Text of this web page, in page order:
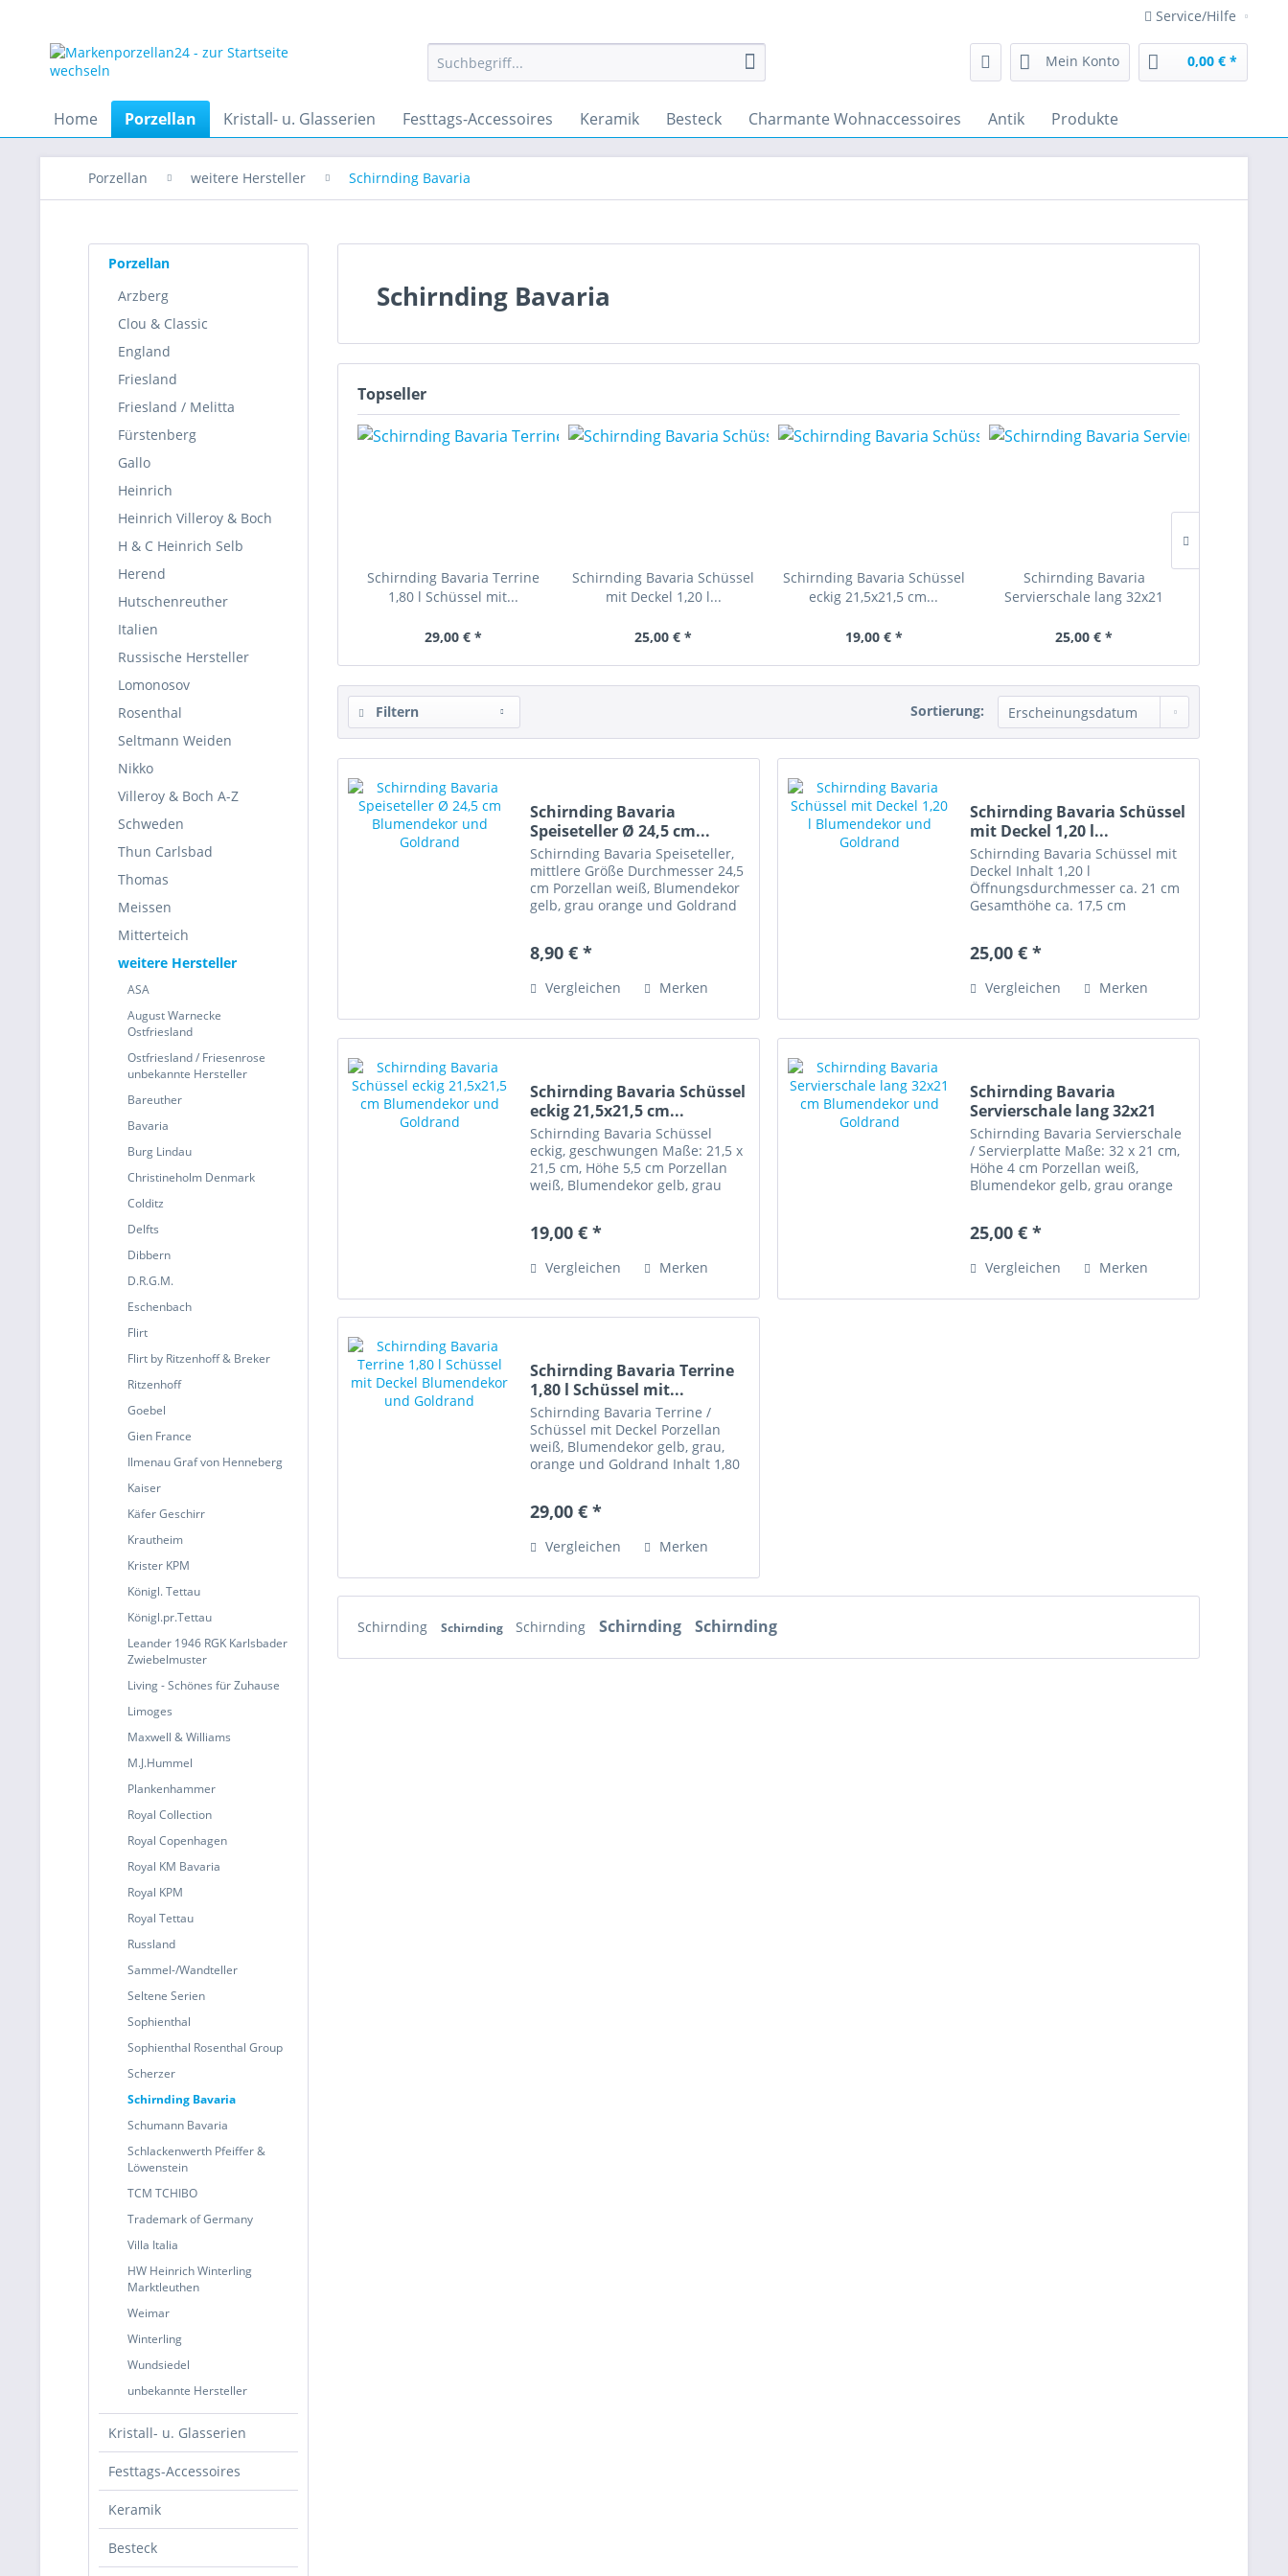
Service/Hilfe
Mein Konto 0,00 € *
Home Porzellan Kristall- u. Glasserien Festtags-Accessoires Keramik Besteck Charmante Wohnaccessoires Antik Produkte
Porzellan weitere Hersteller Schirnding Bavaria
Porzellan
Arzberg
Clou & Classic
England
Friesland
Friesland / Melitta
Fürstenberg
Gallo
Heinrich
Heinrich Villeroy & Boch
H & C Heinrich Selb
Herend
Hutschenreuther
Italien
Russische Hersteller
Lomonosov
Rosenthal
Seltmann Weiden
Nikko
Villeroy & Boch A-Z
Schweden
Thun Carlsbad
Thomas
Meissen
Mitterteich
weitere Hersteller
ASA
August Warnecke
Ostfriesland
Ostfriesland / Friesenrose
unbekannte Hersteller
Bareuther
Bavaria
Burg Lindau
Christineholm Denmark
Colditz
Delfts
Dibbern
D.R.G.M.
Eschenbach
Flirt
Flirt by Ritzenhoff & Breker
Ritzenhoff
Goebel
Gien France
Ilmenau Graf von Henneberg
Kaiser
Käfer Geschirr
Krautheim
Krister KPM
Königl. Tettau
Königl.pr.Tettau
Leander 1946 RGK Karlsbader
Zwiebelmuster
Living - Schönes für Zuhause
Limoges
Maxwell & Williams
M.J.Hummel
Plankenhammer
Royal Collection
Royal Copenhagen
Royal KM Bavaria
Royal KPM
Royal Tettau
Russland
Sammel-/Wandteller
Seltene Serien
Sophienthal
Sophienthal Rosenthal Group
Scherzer
Schirnding Bavaria
Schumann Bavaria
Schlackenwerth Pfeiffer &
Löwenstein
TCM TCHIBO
Trademark of Germany
Villa Italia
HW Heinrich Winterling
Marktleuthen
Weimar
Winterling
Wundsiedel
unbekannte Hersteller
Kristall- u. Glasserien
Festtags-Accessoires
Keramik
Besteck
Schirnding Bavaria
Topseller
Schirnding Bavaria Terrine
1,80 l Schüssel mit...
29,00 € *
Schirnding Bavaria Schüssel
mit Deckel 1,20 l...
25,00 € *
Schirnding Bavaria Schüssel
eckig 21,5x21,5 cm...
19,00 € *
Schirnding Bavaria
Servierschale lang 32x21
25,00 € *
Filtern Sortierung:
Schirnding Bavaria
Speiseteller Ø 24,5 cm...
Schirnding Bavaria Speiseteller,
mittlere Größe Durchmesser 24,5
cm Porzellan weiß, Blumendekor
gelb, grau orange und Goldrand
keinerlei Bestoßungen Diese
8,90 € *
Vergleichen Merken
Schirnding Bavaria Schüssel
mit Deckel 1,20 l...
Schirnding Bavaria Schüssel mit
Deckel Inhalt 1,20 l
Öffnungsdurchmesser ca. 21 cm
Gesamthöhe ca. 17,5 cm
Artikelzustand: sehr gut erhalten,
Ware...
25,00 € *
Vergleichen Merken
Schirnding Bavaria Schüssel
eckig 21,5x21,5 cm...
Schirnding Bavaria Schüssel
eckig, geschwungen Maße: 21,5 x
21,5 cm, Höhe 5,5 cm Porzellan
weiß, Blumendekor gelb, grau
minimaler Goldabrieb, keinerlei
19,00 € *
Vergleichen Merken
Schirnding Bavaria
Servierschale lang 32x21
cm...
Schirnding Bavaria Servierschale
/ Servierplatte Maße: 32 x 21 cm,
Höhe 4 cm Porzellan weiß,
Blumendekor gelb, grau orange
Gebrauchsspuren, minimaler
Bestoßungen Diese...
25,00 € *
Vergleichen Merken
Schirnding Bavaria Terrine
1,80 l Schüssel mit...
Schirnding Bavaria Terrine /
Schüssel mit Deckel Porzellan
weiß, Blumendekor gelb, grau,
orange und Goldrand Inhalt 1,80
ca. 18,5 cm Zustand: sehr gut,
29,00 € *
Vergleichen Merken
Schirnding Schirnding Schirnding Schirnding Schirnding